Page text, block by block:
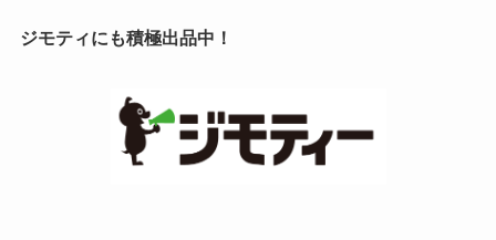
ジモティにも積極出品中！